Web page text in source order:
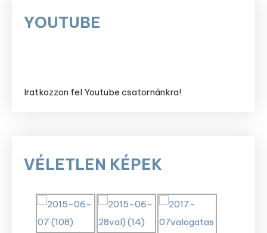
YOUTUBE
Iratkozzon fel Youtube csatornánkra!
VÉLETLEN KÉPEK